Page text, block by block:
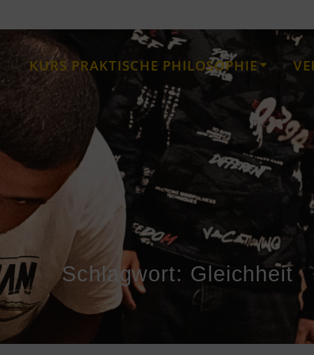
KURS PRAKTISCHE PHILOSOPHIE
Schlagwort: Gleichheit